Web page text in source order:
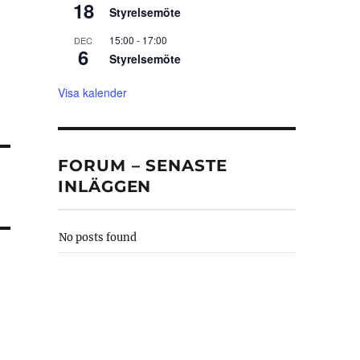
18 Styrelsemöte
DEC
6
15:00 - 17:00
Styrelsemöte
Visa kalender
FORUM – SENASTE
INLÄGGEN
No posts found